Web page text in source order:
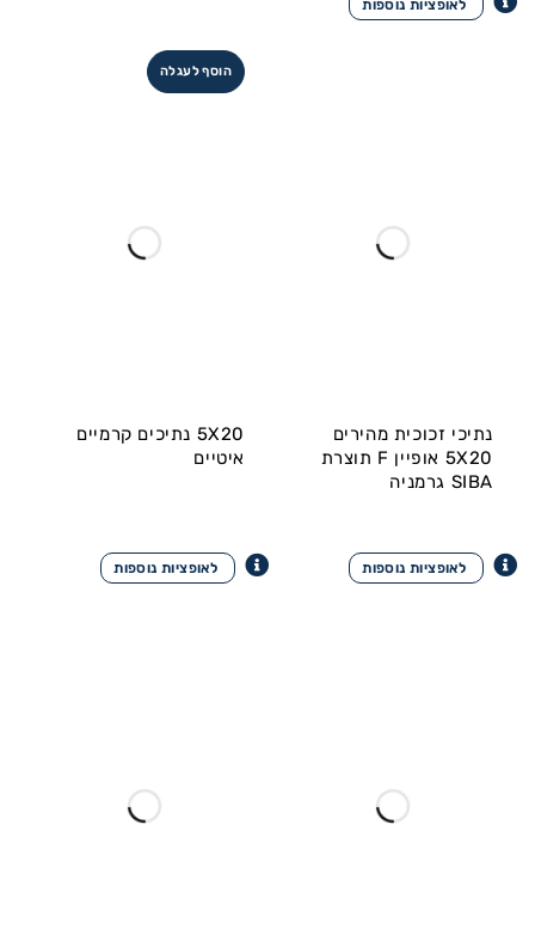
הוסף לעגלה
נתיכי זכוכית מהירים
5X20 אופיין F תוצרת
SIBA גרמניה
5X20 נתיכים קרמיים
איטיים